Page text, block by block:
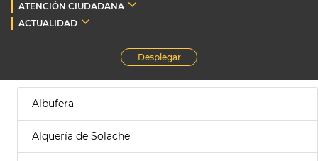
ATENCIÓN CIUDADANA
ACTUALIDAD
Desplegar
Albufera
Alquería de Solache